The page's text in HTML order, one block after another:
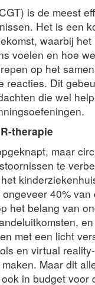
is de meest
Het is een
waarbij
voelen en hoe
op het
reacties. Dit
die wel
therapie
maar
te
40%
het belang van
met een licht
en virtual
Maar dit
in budget